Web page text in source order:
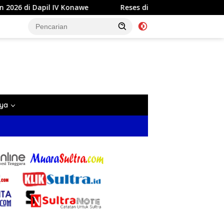
Reses di Labela, Anggota DPRD Sultra Dr Ardin Akan